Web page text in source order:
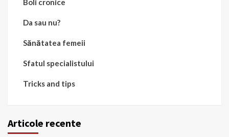
Boli cronice
Da sau nu?
Sănătatea femeii
Sfatul specialistului
Tricks and tips
Articole recente